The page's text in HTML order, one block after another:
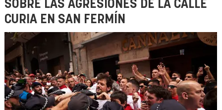
SOBRE LAS AGRESIONES DE LA CALLE
CURIA EN SAN FERMÍN